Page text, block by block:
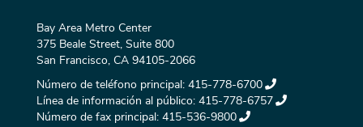
Bay Area Metro Center
375 Beale Street, Suite 800
San Francisco, CA 94105-2066
Número de teléfono principal: 415-778-6700
Línea de información al público: 415-778-6757
Número de fax principal: 415-536-9800